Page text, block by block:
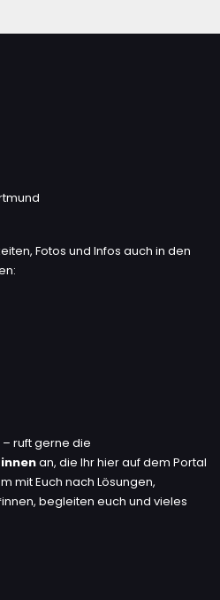
Fotos und Infos auch in den
ruft gerne die
an, die Ihr hier auf dem Portal
mit Euch nach Lösungen,
begleiten euch und vieles